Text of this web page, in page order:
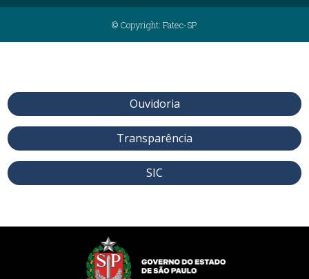
© Copyright: Fatec-SP
Ouvidoria
Transparência
SIC